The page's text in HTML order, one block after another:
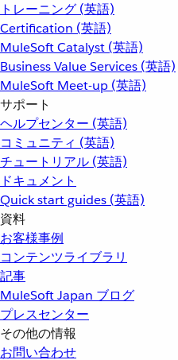
トレーニング (英語)
Certification (英語)
MuleSoft Catalyst (英語)
Business Value Services (英語)
MuleSoft Meet-up (英語)
サポート
ヘルプセンター (英語)
コミュニティ (英語)
チュートリアル (英語)
ドキュメント
Quick start guides (英語)
資料
お客様事例
コンテンツライブラリ
記事
MuleSoft Japan ブログ
プレスセンター
その他の情報
お問い合わせ